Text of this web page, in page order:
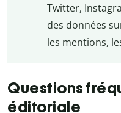
Twitter,
des données
les mentions,
Questions
éditoriale